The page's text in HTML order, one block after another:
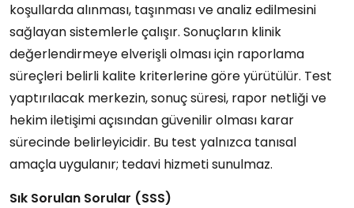
koşullarda alınması, taşınması ve analiz edilmesini
sağlayan sistemlerle çalışır. Sonuçların klinik
değerlendirmeye elverişli olması için raporlama
süreçleri belirli kalite kriterlerine göre yürütülür. Test
yaptırılacak merkezin, sonuç süresi, rapor netliği ve
hekim iletişimi açısından güvenilir olması karar
sürecinde belirleyicidir. Bu test yalnızca tanısal
amaçla uygulanır; tedavi hizmeti sunulmaz.
Sık Sorulan Sorular (SSS)